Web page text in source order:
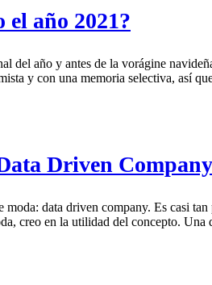
el año 2021?
del año y antes de la vorágine
y con una memoria selectiva, así
Driven
moda: data driven company. Es casi
creo en la utilidad del concepto. Una